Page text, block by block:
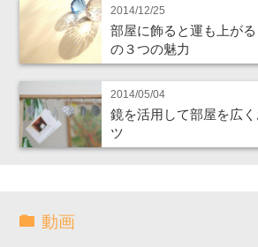
2014/12/25
部屋に飾ると運も上が
の３つの魅力
2014/05/04
鏡を活用して部屋を広
ツ
動画